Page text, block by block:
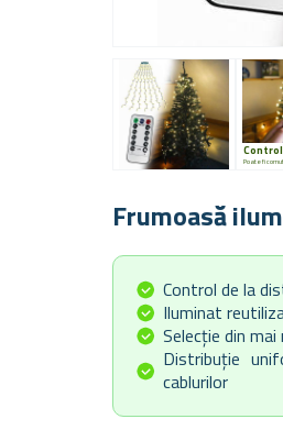
Frumoasă
Control de la
Iluminat
Selecție din
Distribuție
cablurilor